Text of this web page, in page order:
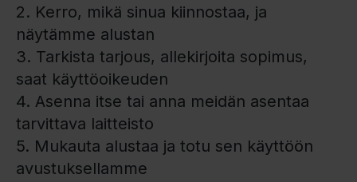
2. Kerro, mikä sinua kiinnostaa, ja
näytämme alustan
3. Tarkista tarjous, allekirjoita sopimus,
saat käyttöoikeuden
4. Asenna itse tai anna meidän asentaa
tarvittava laitteisto
5. Mukauta alustaa ja totu sen käyttöön
avustuksellamme